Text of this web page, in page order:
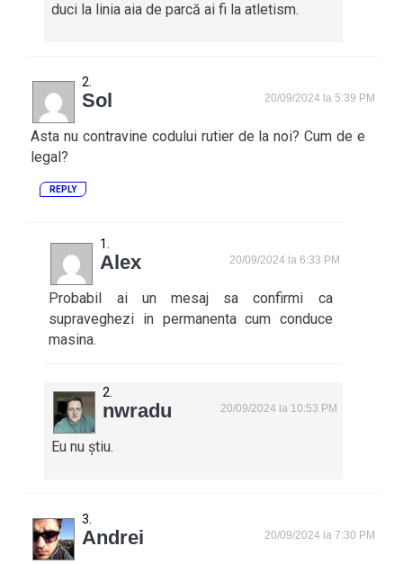
duci la linia aia de parcă ai fi la atletism.
Sol 20/09/2024 la 5:39 PM
Asta nu contravine codului rutier de la noi? Cum de e
legal?
REPLY
Alex 20/09/2024 la 6:33 PM
Probabil ai un mesaj sa confirmi ca
supraveghezi in permanenta cum conduce
masina.
nwradu 20/09/2024 la 10:53 PM
Eu nu știu.
Andrei 20/09/2024 la 7:30 PM